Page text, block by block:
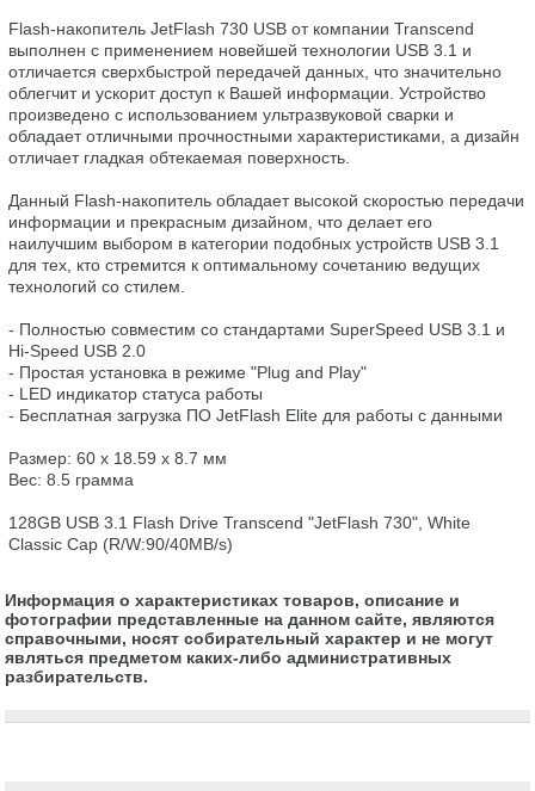
Flash-накопитель JetFlash 730 USB от компании Transcend
выполнен с применением новейшей технологии USB 3.1 и
отличается сверхбыстрой передачей данных, что значительно
облегчит и ускорит доступ к Вашей информации. Устройство
произведено с использованием ультразвуковой сварки и
обладает отличными прочностными характеристиками, а дизайн
отличает гладкая обтекаемая поверхность.
Данный Flash-накопитель обладает высокой скоростью передачи
информации и прекрасным дизайном, что делает его
наилучшим выбором в категории подобных устройств USB 3.1
для тех, кто стремится к оптимальному сочетанию ведущих
технологий со стилем.
- Полностью совместим со стандартами SuperSpeed USB 3.1 и
Hi-Speed USB 2.0
- Простая установка в режиме "Plug and Play"
- LED индикатор статуса работы
- Бесплатная загрузка ПО JetFlash Elite для работы с данными
Размер: 60 x 18.59 x 8.7 мм
Вес: 8.5 грамма
128GB USB 3.1 Flash Drive Transcend "JetFlash 730", White
Classic Cap (R/W:90/40MB/s)
Информация о характеристиках товаров, описание и
фотографии представленные на данном сайте, являются
справочными, носят собирательный характер и не могут
являться предметом каких-либо административных
разбирательств.